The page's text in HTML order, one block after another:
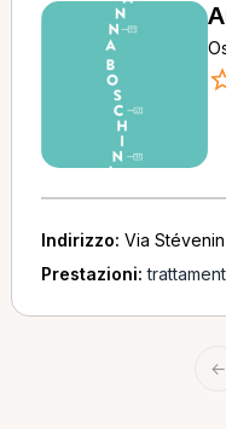
Indirizzo: Via
Prestazioni:
←